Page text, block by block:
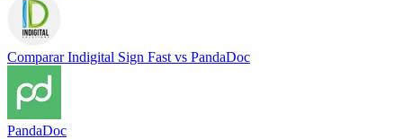
Comparar Indigital Sign Fast vs PandaDoc
PandaDoc